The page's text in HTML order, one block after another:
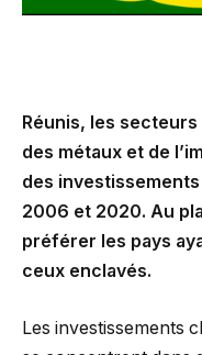
Réunis, les
des métaux et de
des
2006 et 2020. Au
préférer les pays
ceux enclavés.
Les investissements